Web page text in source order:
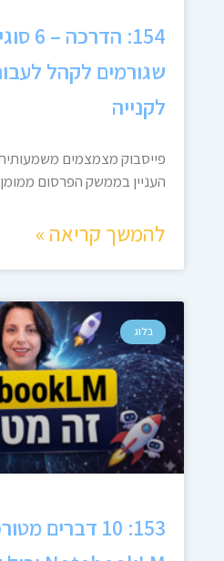
154:
שגורמים לקהל
לקנייה
פייסבוק מצמצמים
העניין בממשק הפרסום ממומן
להמשך קריאה »
בלוג
153: 10 דברים